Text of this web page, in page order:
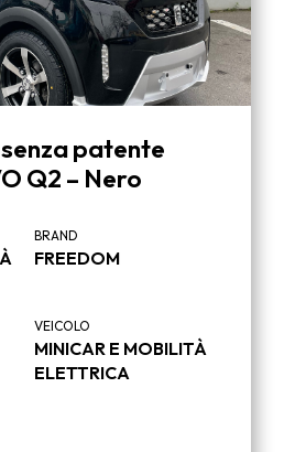
patente
Q2 – Nero
BRAND
FREEDOM
VEICOLO
MINICAR E MOBILITÀ
ELETTRICA